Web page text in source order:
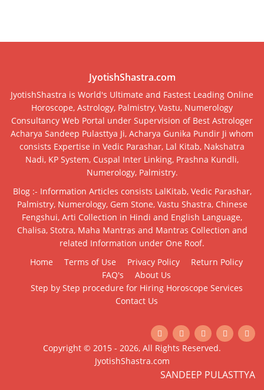
JyotishShastra.com
JyotishShastra is World's Ultimate and Fastest Leading Online
Horoscope, Astrology, Palmistry, Vastu, Numerology
Consultancy Web Portal under Supervision of Best Astrologer
Acharya Sandeep Pulasttya Ji, Acharya Gunika Pundir Ji whom
consists Expertise in Vedic Parashar, Lal Kitab, Nakshatra
Nadi, KP System, Cuspal Inter Linking, Prashna Kundli,
Numerology, Palmistry.
Blog :- Information Articles consists LalKitab, Vedic Parashar,
Palmistry, Numerology, Gem Stone, Vastu Shastra, Chinese
Fengshui, Arti Collection in Hindi and English Language,
Chalisa, Stotra, Maha Mantras and Mantras Collection and
related Information under One Roof.
Home
Terms of Use Privacy Policy
Return Policy
FAQ's
About Us
Step by Step procedure for Hiring Horoscope Services
Contact Us
Copyright © 2015 - 2026, All Rights Reserved.
JyotishShastra.com
SANDEEP PULASTTYA